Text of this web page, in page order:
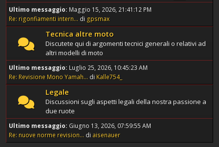
Ultimo messaggio: Maggio 15, 2026, 21:41:12 PM
Re: rigonfiamenti intern... di gpsmax
Tecnica altre moto
Discutete qui di argomenti tecnici generali o relativi ad
altri modelli di moto
Ultimo messaggio: Luglio 25, 2026, 10:45:23 AM
Re: Revisione Mono Yamah... di Kalle754_
Legale
Discussioni sugli aspetti legali della nostra passione a
due ruote
Ultimo messaggio: Giugno 13, 2026, 07:59:55 AM
Re: nuove norme revision... di aisenauer